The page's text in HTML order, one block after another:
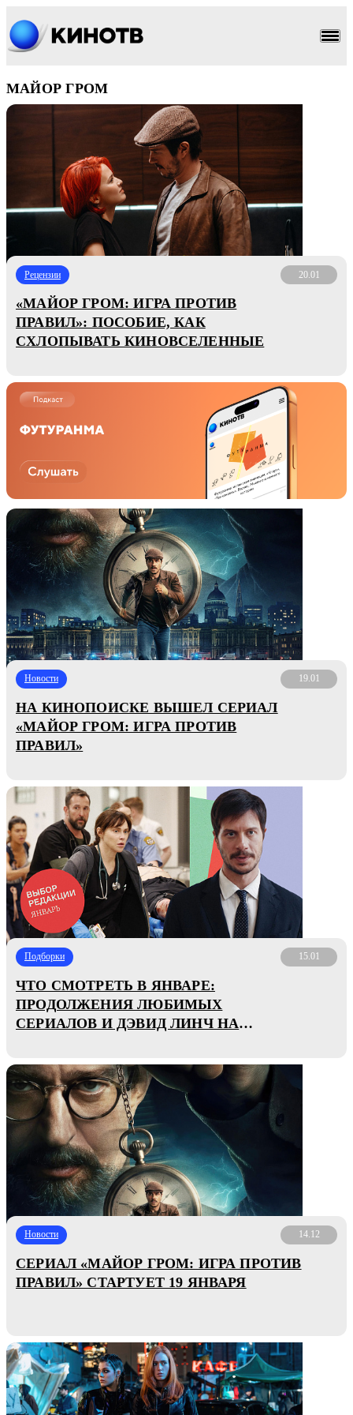
МАЙОР ГРОМ
Рецензии 20.01
«МАЙОР ГРОМ: ИГРА ПРОТИВ
ПРАВИЛ»: ПОСОБИЕ, КАК
СХЛОПЫВАТЬ КИНОВСЕЛЕННЫЕ
Новости 19.01
НА КИНОПОИСКЕ ВЫШЕЛ СЕРИАЛ
«МАЙОР ГРОМ: ИГРА ПРОТИВ
ПРАВИЛ»
Подборки 15.01
ЧТО СМОТРЕТЬ В ЯНВАРЕ:
ПРОДОЛЖЕНИЯ ЛЮБИМЫХ
СЕРИАЛОВ И ДЭВИД ЛИНЧ НА
Новости 14.12
СЕРИАЛ «МАЙОР ГРОМ: ИГРА ПРОТИВ
ПРАВИЛ» СТАРТУЕТ 19 ЯНВАРЯ